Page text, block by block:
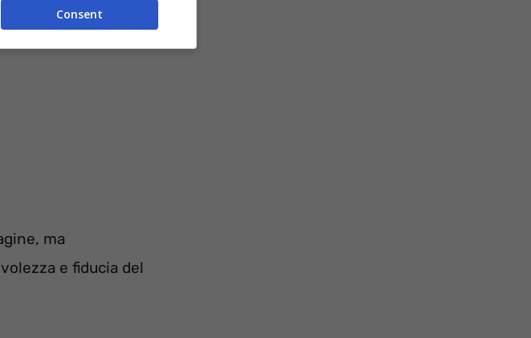
ma
e fiducia del
Consent